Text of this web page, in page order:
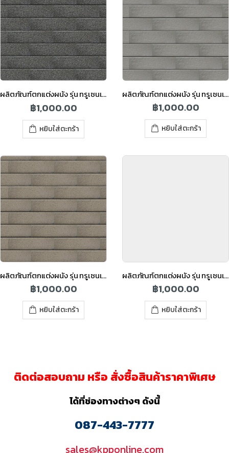
ผลิตภัณฑ์ตกแต่งผนัง รุ่น ทรูเซนเซชั่น เซน สีกราไฟต์
฿1,000.00
หยิบใส่ตะกร้า
ผลิตภัณฑ์ตกแต่งผนัง รุ่น ทรูเซนเซชั่น เซน สีเกรย์
฿1,000.00
หยิบใส่ตะกร้า
ผลิตภัณฑ์ตกแต่งผนัง รุ่น ทรูเซนเซชั่น เซน สีบราวน์
฿1,000.00
หยิบใส่ตะกร้า
ผลิตภัณฑ์ตกแต่งผนัง รุ่น ทรูเซนเซชั่น เซน สีเบจ
฿1,000.00
หยิบใส่ตะกร้า
ติดต่อสอบถาม หรือ สั่งซื้อสินค้าราคาพิเศษ
ได้ที่ช่องทางต่างๆ ดังนี้
087-443-7777
sales@kpponline.com